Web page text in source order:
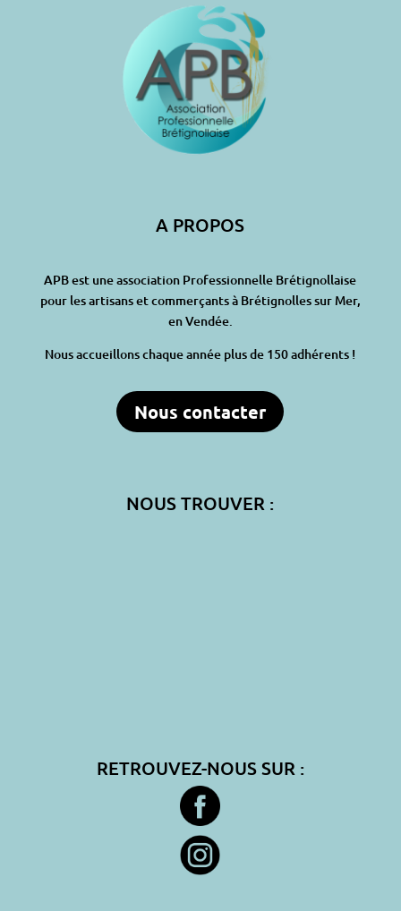
A PROPOS
APB est une association Professionnelle Brétignollaise
pour les artisans et commerçants à Brétignolles sur Mer,
en Vendée.
Nous accueillons chaque année plus de 150 adhérents !
Nous contacter
NOUS TROUVER :
RETROUVEZ-NOUS SUR :